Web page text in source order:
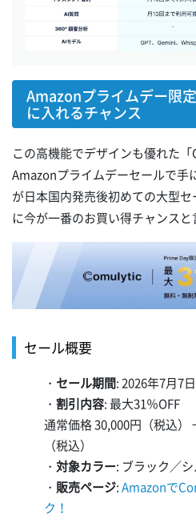
Amazonプライムデー限
に入れるチャンス
この高機能でデザインも優れた
Amazonプライムデーセールで手
が日本国内発売後初めての大型
に今が一番のお買い得チャンスと
セール概要
・ セール期間: 2026年7月7
・ 割引内容: 最大31％OFF
通常価格 30,000円（税込
（税込）
・ 対象カラー: ブラック／
・ 販売ページ:Amazonで
ク！